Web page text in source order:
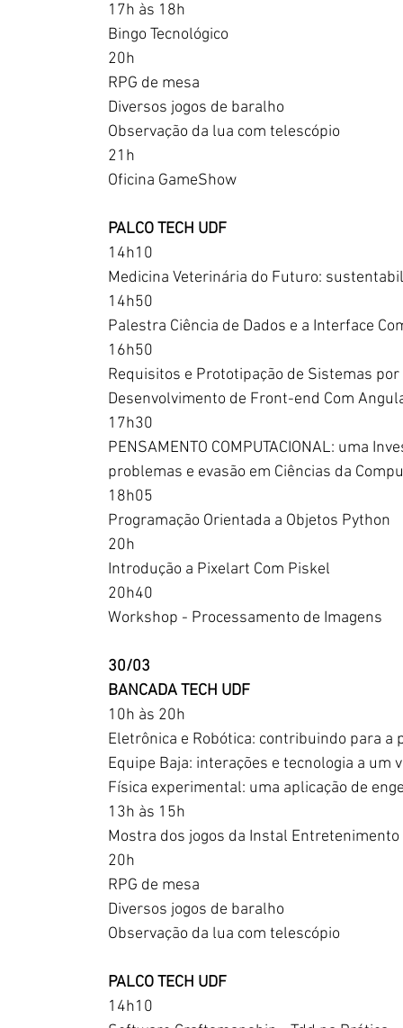
17h às 18h
Bingo Tecnológico
20h
RPG de mesa
Diversos jogos de baralho
Observação da lua com telescópio
21h
Oficina GameShow
PALCO TECH UDF
14h10
Medicina Veterinária do Futuro:
14h50
Palestra Ciência de Dados e a Interface
16h50
Requisitos e Prototipação de Sistemas
Desenvolvimento de Front-end Com
17h30
PENSAMENTO COMPUTACIONAL: uma
problemas e evasão em Ciências da
18h05
Programação Orientada a Objetos Python
20h
Introdução a Pixelart Com Piskel
20h40
Workshop - Processamento de Imagens
30/03
BANCADA TECH UDF
10h às 20h
Eletrônica e Robótica: contribuindo para a
Equipe Baja: interações e tecnologia a um
Física experimental: uma aplicação de
13h às 15h
Mostra dos jogos da Instal Entretenimento
20h
RPG de mesa
Diversos jogos de baralho
Observação da lua com telescópio
PALCO TECH UDF
14h10